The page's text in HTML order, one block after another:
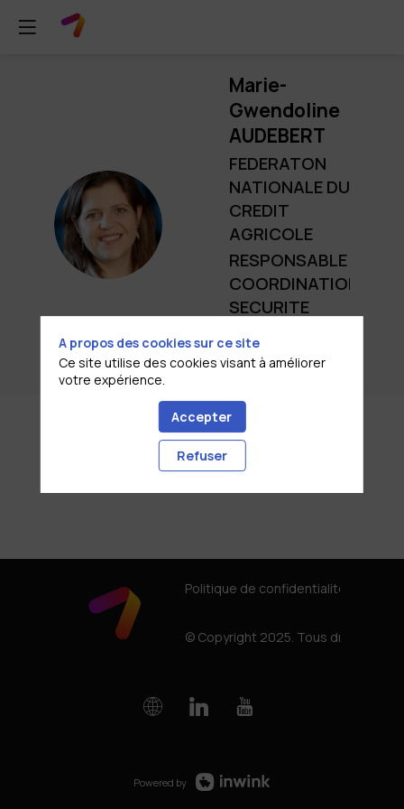
MA
Marie-
Gwendoline
AUDEBERT
FEDERATON
NATIONALE DU
CREDIT
AGRICOLE
RESPONSABLE
COORDINATION
SECURITE
BIENS ET CYBER
Politique de confidentialité
© Copyright 2025. Tous droits
Powered by
A propos des cookies sur ce site
Ce site utilise des cookies visant à améliorer
votre expérience.
Accepter
Refuser